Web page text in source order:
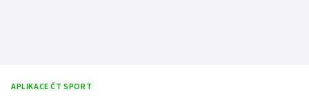
APLIKACE ČT SPORT